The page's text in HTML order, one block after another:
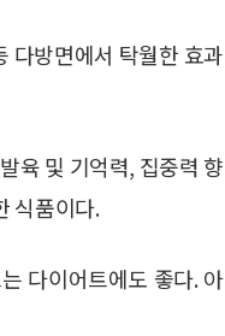
다방면에서 탁월한 효과
육 및 기억력, 집중력 향
식품이다.
다이어트에도 좋다. 아